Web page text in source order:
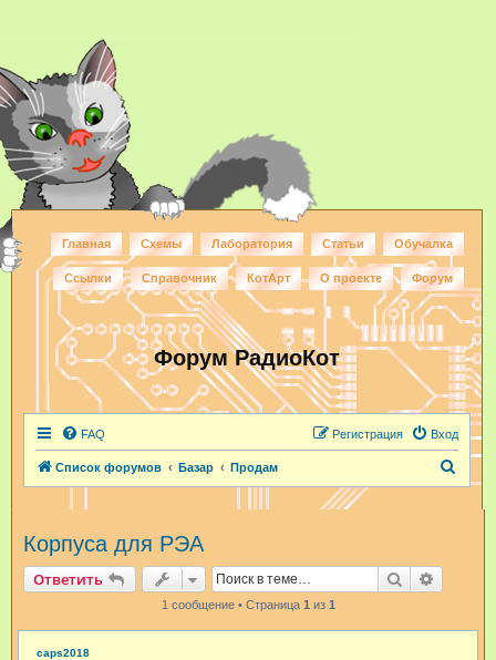
Главная Схемы Лаборатория Статьи Обучалка
Ссылки Справочник КотАрт О проекте Форум
Форум РадиоКот
FAQ Вход
Регистрация
Список форумов Базар Продам
Корпуса для РЭА
Ответить Поиск
1 сообщение • Страница 1 из 1
caps2018